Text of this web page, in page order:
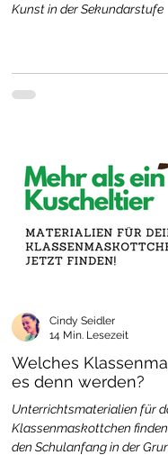
Kunst in der Sekundarstufe
Welches
es denn werden?
Unterrichtsmaterialien für
Klassenmaskottchen
den Schulanfang in der
Cindy Seidler
14 Min. Lesezeit